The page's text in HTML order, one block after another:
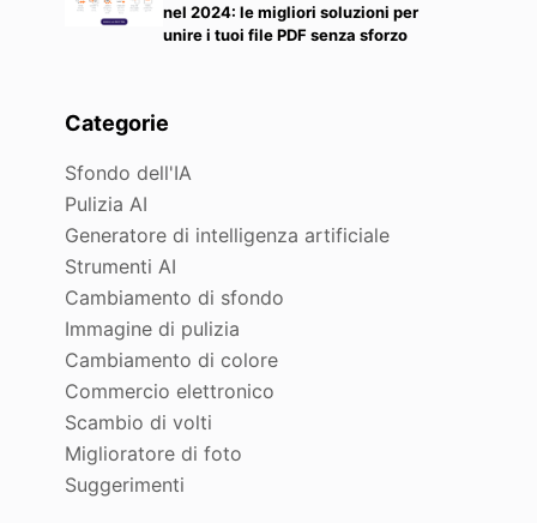
nel 2024: le migliori soluzioni per
unire i tuoi file PDF senza sforzo
Categorie
Sfondo dell'IA
Pulizia AI
Generatore di intelligenza artificiale
Strumenti AI
Cambiamento di sfondo
Immagine di pulizia
Cambiamento di colore
Commercio elettronico
Scambio di volti
Miglioratore di foto
Suggerimenti